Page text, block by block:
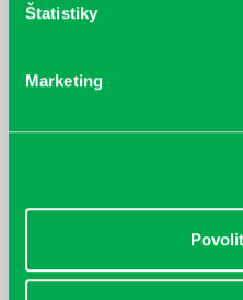
Štatistiky
Marketing